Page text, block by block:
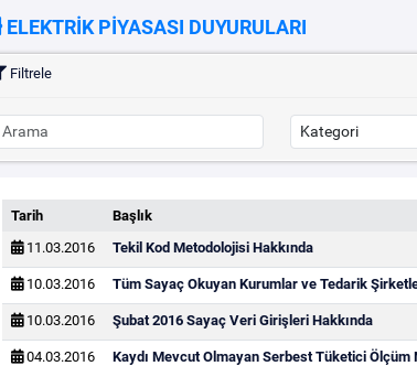
ELEKTRİK PİYASASI DUYURULARI
Filtrele
Tarih Başlık
11.03.2016
Tekil Kod Metodolojisi Hakkında
10.03.2016 Tüm Sayaç Okuyan Kurumlar ve Tedarik
10.03.2016 Şubat 2016 Sayaç Veri Girişleri Hakkında
04.03.2016 Kaydı Mevcut Olmayan Serbest Tüketici Ölçüm